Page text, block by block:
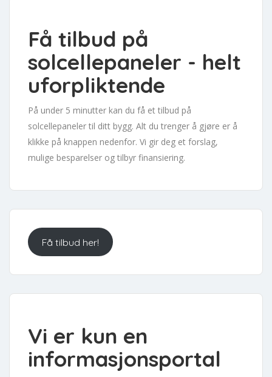
Få tilbud på
solcellepaneler - helt
uforpliktende
På under 5 minutter kan du få et tilbud på
solcellepaneler til ditt bygg. Alt du trenger å gjøre er å
klikke på knappen nedenfor. Vi gir deg et forslag,
mulige besparelser og tilbyr finansiering.
Få tilbud her!
Vi er kun en
informasjonsportal